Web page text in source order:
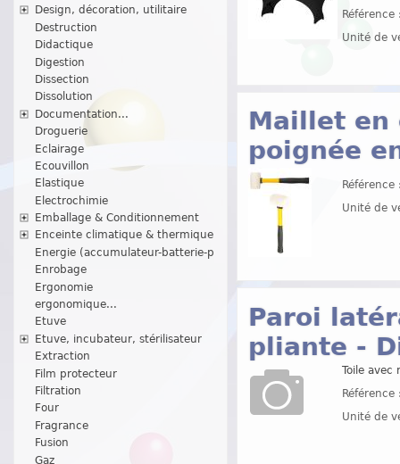
Design, décoration, utilitaire
Destruction
Didactique
Digestion
Dissection
Dissolution
Documentation...
Droguerie
Eclairage
Ecouvillon
Elastique
Electrochimie
Emballage & Conditionnement
Enceinte climatique & thermique
Energie (accumulateur-batterie-p
Enrobage
Ergonomie
ergonomique...
Etuve
Etuve, incubateur, stérilisateur
Extraction
Film protecteur
Filtration
Four
Fragrance
Fusion
Gaz
Unité de
Maillet en
poignée
Unité de
Paroi
pliante -
Toile avec
Unité de